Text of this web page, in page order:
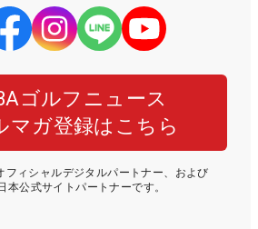
ゴルフニュース
マガ登録はこちら
フィシャルデジタルパートナー、および
本公式サイトパートナーです。